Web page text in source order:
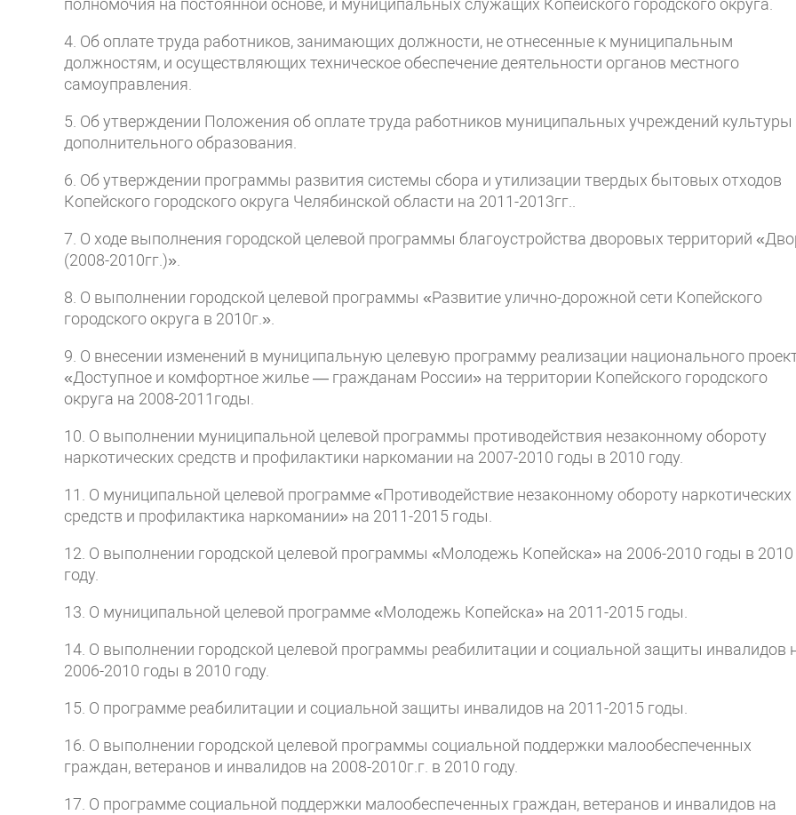
полномочия на постоянной основе, и муниципальных служащих Копейского городского округа.
4. Об оплате труда работников, занимающих должности, не отнесенные к муниципальным
должностям, и осуществляющих техническое обеспечение деятельности органов местного
самоуправления.
5. Об утверждении Положения об оплате труда работников муниципальных учреждений культуры
дополнительного образования.
6. Об утверждении программы развития системы сбора и утилизации твердых бытовых отходов
Копейского городского округа Челябинской области на 2011-2013гг..
7. О ходе выполнения городской целевой программы благоустройства дворовых территорий
(2008-2010гг.)».
8. О выполнении городской целевой программы «Развитие улично-дорожной сети Копейского
городского округа в 2010г.».
9. О внесении изменений в муниципальную целевую программу реализации национального
«Доступное и комфортное жилье — гражданам России» на территории Копейского городского
округа на 2008-2011годы.
10. О выполнении муниципальной целевой программы противодействия незаконному обороту
наркотических средств и профилактики наркомании на 2007-2010 годы в 2010 году.
11. О муниципальной целевой программе «Противодействие незаконному обороту наркотических
средств и профилактика наркомании» на 2011-2015 годы.
12. О выполнении городской целевой программы «Молодежь Копейска» на 2006-2010 годы в 2010
году.
13. О муниципальной целевой программе «Молодежь Копейска» на 2011-2015 годы.
14. О выполнении городской целевой программы реабилитации и социальной защиты инвалидов
2006-2010 годы в 2010 году.
15. О программе реабилитации и социальной защиты инвалидов на 2011-2015 годы.
16. О выполнении городской целевой программы социальной поддержки малообеспеченных
граждан, ветеранов и инвалидов на 2008-2010г.г. в 2010 году.
17. О программе социальной поддержки малообеспеченных граждан, ветеранов и инвалидов на